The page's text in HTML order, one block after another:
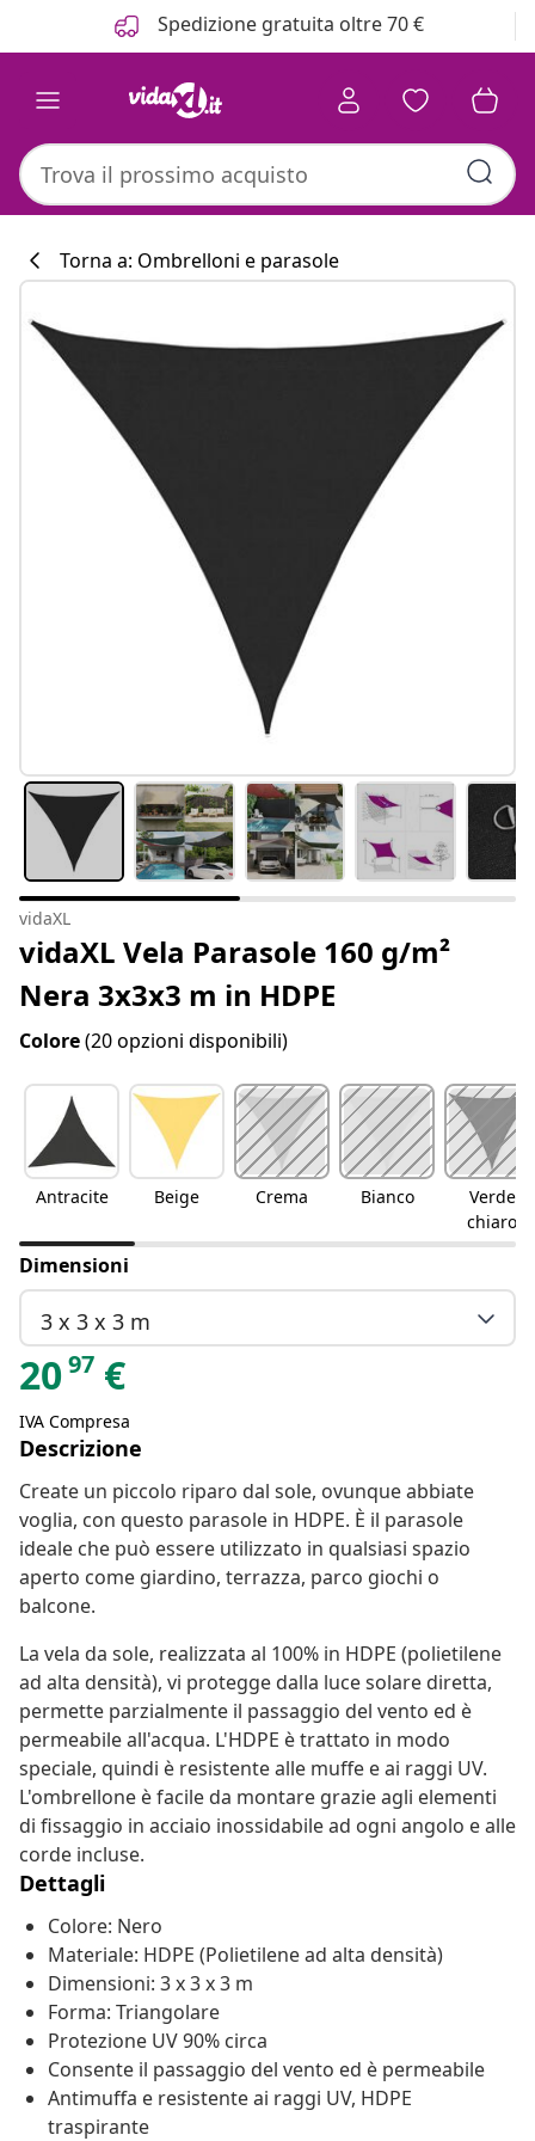
Spedizione gratuita oltre 70 €
Torna a: Ombrelloni e parasole
vidaXL
vidaXL Vela Parasole 160 g/m²
Nera 3x3x3 m in HDPE
Colore(20 opzioni disponibili)
Antracite Beige Crema Bianco
Verde
chiaro
Dimensioni
3 x 3 x 3 m
2097 €
IVA Compresa
Descrizione
Create un piccolo riparo dal sole, ovunque abbiate
voglia, con questo parasole in HDPE. È il parasole
ideale che può essere utilizzato in qualsiasi spazio
aperto come giardino, terrazza, parco giochi o
balcone.
La vela da sole, realizzata al 100% in HDPE (polietilene
ad alta densità), vi protegge dalla luce solare diretta,
permette parzialmente il passaggio del vento ed è
permeabile all'acqua. L'HDPE è trattato in modo
speciale, quindi è resistente alle muffe e ai raggi UV.
L'ombrellone è facile da montare grazie agli elementi
di fissaggio in acciaio inossidabile ad ogni angolo e alle
corde incluse.
Dettagli
Colore: Nero
Materiale: HDPE (Polietilene ad alta densità)
Dimensioni: 3 x 3 x 3 m
Forma: Triangolare
Protezione UV 90% circa
Consente il passaggio del vento ed è permeabile
Antimuffa e resistente ai raggi UV, HDPE
traspirante